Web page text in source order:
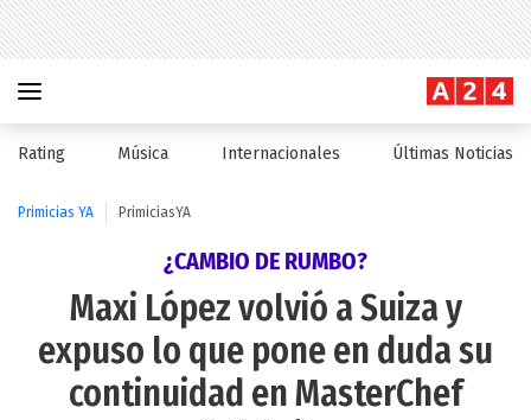
Rating Música Internacionales Últimas Noticias
Primicias YA PrimiciasYA
¿CAMBIO DE RUMBO?
Maxi López volvió a Suiza y
expuso lo que pone en duda su
continuidad en MasterChef